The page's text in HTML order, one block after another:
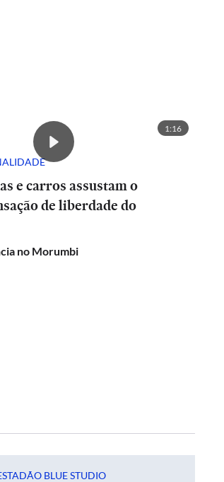
1:16
e carros assustam o
de liberdade do
no Morumbi
BLUE STUDIO